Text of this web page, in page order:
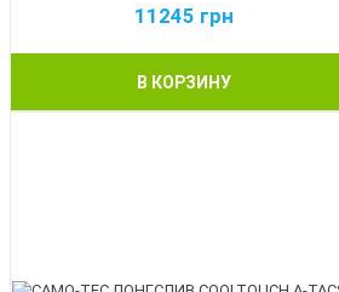
11245 грн
В КОРЗИНУ